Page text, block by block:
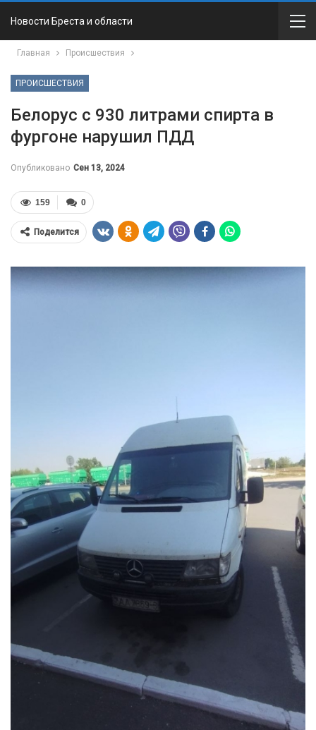
Новости Бреста и области
Главная Происшествия
ПРОИСШЕСТВИЯ
Белорус с 930 литрами спирта в
фургоне нарушил ПДД
Опубликовано Сен 13, 2024
0
159
Поделится